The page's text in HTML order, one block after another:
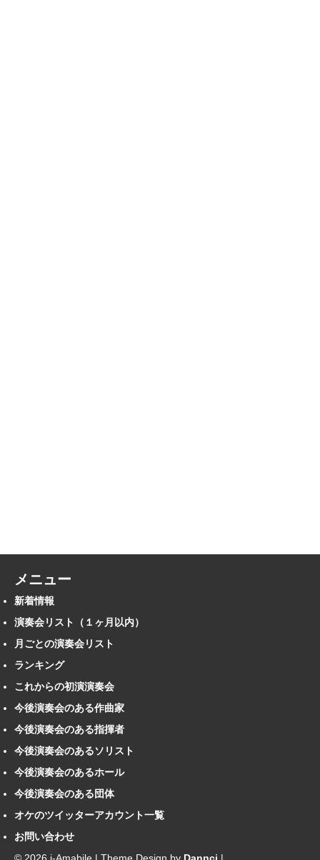
メニュー
新着情報
演奏会リスト（１ヶ月以内）
月ごとの演奏会リスト
ランキング
これからの初演演奏会
今後演奏会のある作曲家
今後演奏会のある指揮者
今後演奏会のあるソリスト
今後演奏会のあるホール
今後演奏会のある団体
オケのツイッターアカウント一覧
お問い合わせ